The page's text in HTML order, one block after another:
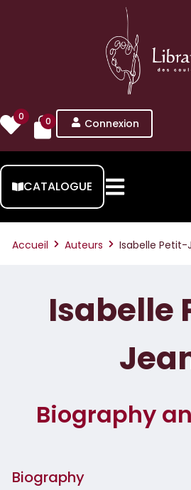
0 0 Connexion
CATALOGUE
Accueil Auteurs Isabelle Petit-
Isabelle
Biography
Biography